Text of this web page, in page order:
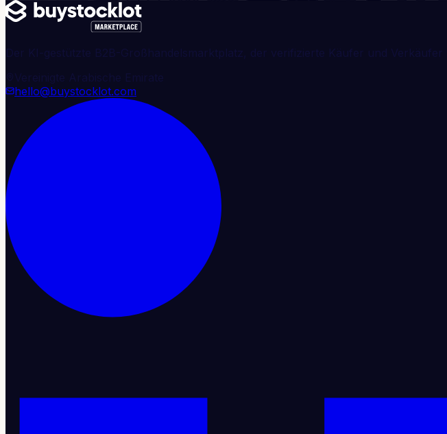
Der KI-gestützte B2B-Großhandelsmarktplatz, der verifizierte Käufer und Verkäufer
Vereinigte Arabische Emirate
hello@buystocklot.com